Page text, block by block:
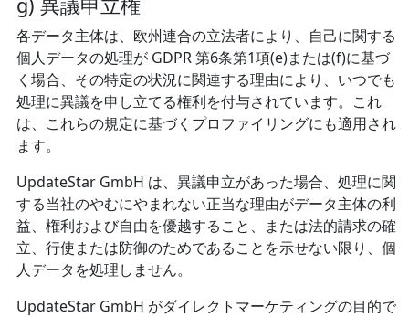
各データ主体は、欧州連合の立法者により、自己に関する
個人データの処理が GDPR 第6条第1項(e)または(f)に基づ
く場合、その特定の状況に関連する理由により、いつでも
処理に異議を申し立てる権利を付与されています。これ
は、これらの規定に基づくプロファイリングにも適用され
ます。
UpdateStar GmbH は、異議申立があった場合、処理に関
する当社のやむにやまれない正当な理由がデータ主体の利
益、権利および自由を優越すること、または法的請求の確
立、行使または防御のためであることを示せない限り、個
人データを処理しません。
UpdateStar GmbH がダイレクトマーケティングの目的で